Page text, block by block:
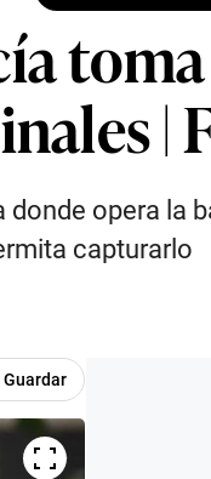
|
opera la
capturarlo
Guardar